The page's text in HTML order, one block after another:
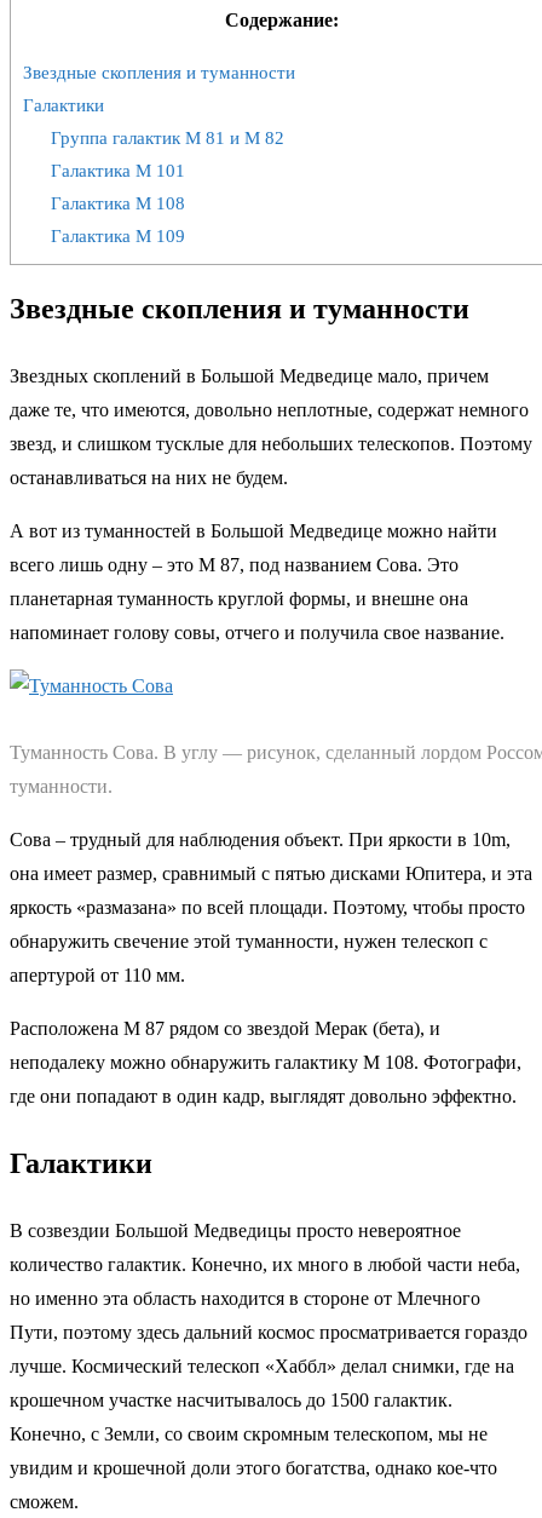
Содержание:
Звездные скопления и туманности
Галактики
Группа галактик М 81 и М 82
Галактика М 101
Галактика М 108
Галактика М 109
Звездные скопления и туманности
Звездных скоплений в Большой Медведице мало, причем
даже те, что имеются, довольно неплотные, содержат немного
звезд, и слишком тусклые для небольших телескопов. Поэтому
останавливаться на них не будем.
А вот из туманностей в Большой Медведице можно найти
всего лишь одну – это M 87, под названием Сова. Это
планетарная туманность круглой формы, и внешне она
напоминает голову совы, отчего и получила свое название.
Туманность Сова. В углу — рисунок, сделанный лордом
туманности.
Сова – трудный для наблюдения объект. При яркости в 10m,
она имеет размер, сравнимый с пятью дисками Юпитера, и эта
яркость «размазана» по всей площади. Поэтому, чтобы просто
обнаружить свечение этой туманности, нужен телескоп с
апертурой от 110 мм.
Расположена М 87 рядом со звездой Мерак (бета), и
неподалеку можно обнаружить галактику М 108. Фотографи,
где они попадают в один кадр, выглядят довольно эффектно.
Галактики
В созвездии Большой Медведицы просто невероятное
количество галактик. Конечно, их много в любой части неба,
но именно эта область находится в стороне от Млечного
Пути, поэтому здесь дальний космос просматривается гораздо
лучше. Космический телескоп «Хаббл» делал снимки, где на
крошечном участке насчитывалось до 1500 галактик.
Конечно, с Земли, со своим скромным телескопом, мы не
увидим и крошечной доли этого богатства, однако кое-что
сможем.